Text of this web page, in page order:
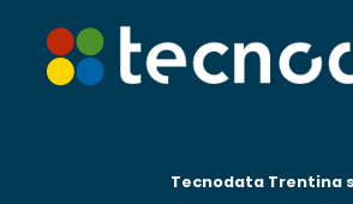
Tecnodata Trentina